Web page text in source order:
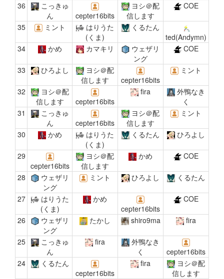
36
こっきゅ
ん
cepter16bits
ヨシ＠配
信します
COE
35 ミント
はりうた
(くま)
くるたん
ted(Andymn)
34
かめ カマキリ
ウェザリ
ング
COE
33 ひろよし
ヨシ＠配
信します
cepter16bits
ミント
32
ヨシ＠配
信します
cepter16bits
fira
外鴨なき
く
31
こっきゅ
ん
cepter16bits
ヨシ＠配
信します
ミント
30 かめ
はりうた
(くま)
くるたん ひろよし
29
cepter16bits
ヨシ＠配
信します
かめ COE
28
ウェザリ
ング
ミント ひろよし くるたん
27
はりうた
(くま)
かめ
cepter16bits
COE
26
ウェザリ
ング
たかし shiro9ma fira
25
こっきゅ
ん
fira
外鴨なき
く
cepter16bits
24
くるたん
cepter16bits
fira
ヨシ＠配
信します